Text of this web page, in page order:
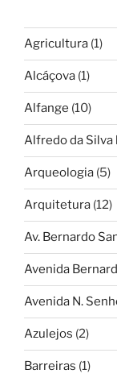
Agricultura (1)
Alcáçova (1)
Alfange (10)
Alfredo da Silva
Arqueologia (5)
Arquitetura (12)
Av. Bernardo
Avenida
Avenida N.
Azulejos (2)
Barreiras (1)